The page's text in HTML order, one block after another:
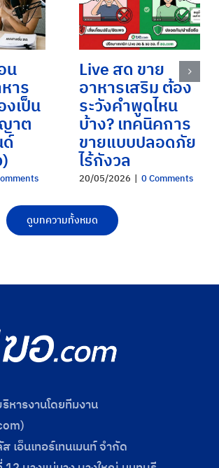
น
าร
งเป็น
าต
Live สด ขาย
อาหารเสริม ต้อง
ระวังคำพูดไหน
บ้าง? เทคนิคการ
ขายแบบปลอดภัย
ไร้กังวล
20/05/2026 | 0 Comments
ดูบทความทั้งหมด
หารงานโดยทีมงาน
เอ็นเทอร์เทนเมนท์ จำกัด